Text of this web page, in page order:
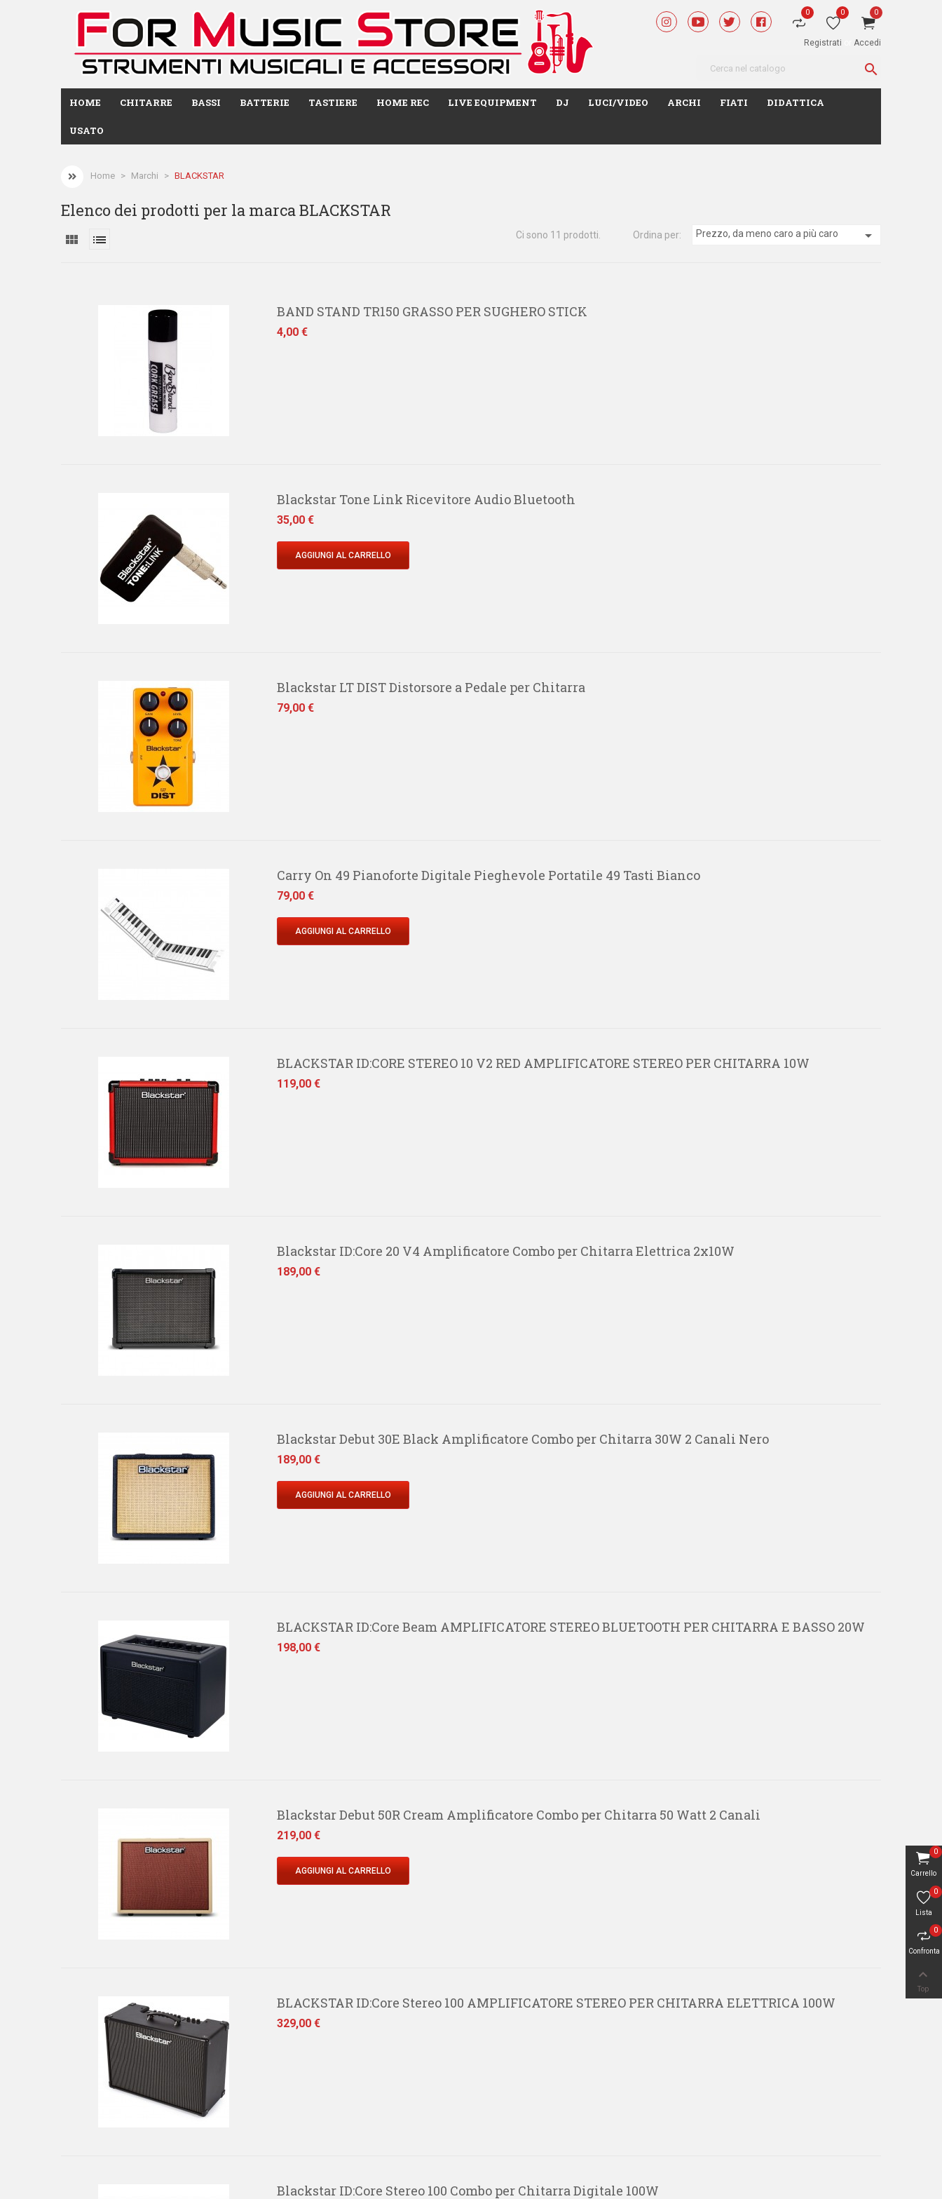
0
0
0
Registrati Accedi

HOME CHITARRE BASSI BATTERIE TASTIERE HOME REC LIVE EQUIPMENT DJ LUCI/VIDEO ARCHI FIATI DIDATTICA
USATO
Home Marchi BLACKSTAR
Elenco dei prodotti per la marca BLACKSTAR
view_module list Ci sono 11 prodotti. Ordina per: Prezzo, da meno caro a più caro 
BAND STAND TR150 GRASSO PER SUGHERO STICK
Prezzo
4,00 €
Blackstar Tone Link Ricevitore Audio Bluetooth
Prezzo
35,00 €
AGGIUNGI AL CARRELLO
Blackstar LT DIST Distorsore a Pedale per Chitarra
Prezzo
79,00 €
Carry On 49 Pianoforte Digitale Pieghevole Portatile 49 Tasti Bianco
Prezzo
79,00 €
AGGIUNGI AL CARRELLO
BLACKSTAR ID:CORE STEREO 10 V2 RED AMPLIFICATORE STEREO PER CHITARRA 10W
Prezzo
119,00 €
Blackstar ID:Core 20 V4 Amplificatore Combo per Chitarra Elettrica 2x10W
Prezzo
189,00 €
Blackstar Debut 30E Black Amplificatore Combo per Chitarra 30W 2 Canali Nero
Prezzo
189,00 €
AGGIUNGI AL CARRELLO
BLACKSTAR ID:Core Beam AMPLIFICATORE STEREO BLUETOOTH PER CHITARRA E BASSO 20W
Prezzo
198,00 €
Blackstar Debut 50R Cream Amplificatore Combo per Chitarra 50 Watt 2 Canali
Prezzo
219,00 €
AGGIUNGI AL CARRELLO
BLACKSTAR ID:Core Stereo 100 AMPLIFICATORE STEREO PER CHITARRA ELETTRICA 100W
Prezzo
329,00 €
Blackstar ID:Core Stereo 100 Combo per Chitarra Digitale 100W
Carrello
0
Lista
0
Confronta
0

Top